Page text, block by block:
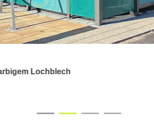
Nummerierung zur besseren Orientierung